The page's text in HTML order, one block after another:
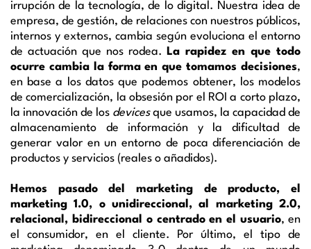
irrupción de la tecnología, de lo digital. Nuestra idea de
empresa, de gestión, de relaciones con nuestros públicos,
internos y externos, cambia según evoluciona el entorno
de actuación que nos rodea.
La rapidez en que todo
ocurre cambia la forma en que tomamos decisiones,
en base a los datos que podemos obtener, los modelos
de comercialización, la obsesión por el ROI a corto plazo,
la innovación de los devicesque usamos, la capacidad de
almacenamiento de información y la dificultad de
generar valor en un entorno de poca diferenciación de
productos y servicios (reales o añadidos).
Hemos pasado del marketing de producto, el
marketing 1.0, o unidireccional, al marketing 2.0,
relacional, bidireccional o centrado en el usuario, en
el consumidor, en el cliente. Por último, el tipo de